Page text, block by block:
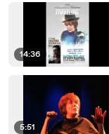
14:36
5:51